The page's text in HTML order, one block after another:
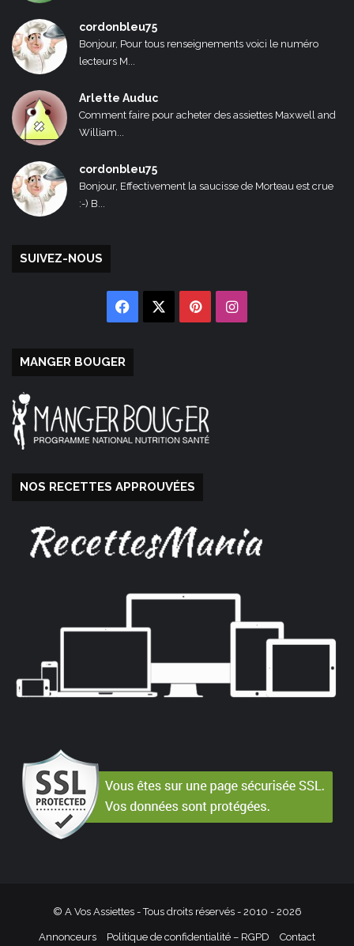
cordonbleu75
Bonjour, Pour tous renseignements voici le numéro
lecteurs M...
Arlette Auduc
Comment faire pour acheter des assiettes Maxwell and
William...
cordonbleu75
Bonjour, Effectivement la saucisse de Morteau est crue
:-) B...
SUIVEZ-NOUS
Facebook PinterestInstagram
MANGER BOUGER
NOS RECETTES APPROUVÉES
© A Vos Assiettes - Tous droits réservés - 2010 - 2026
Annonceurs Politique de confidentialité – RGPD Contact